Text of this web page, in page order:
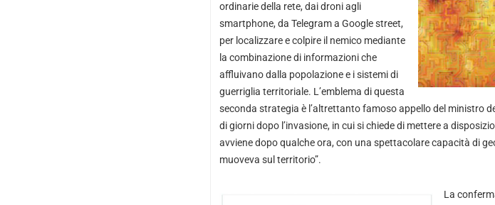
ordinarie della rete, dai droni agli
smartphone, da Telegram a Google street,
per localizzare e colpire il nemico mediante
la combinazione di informazioni che
affluivano dalla popolazione e i sistemi di
guerriglia territoriale. L’emblema di questa
seconda strategia è l’altrettanto famoso appello del ministro
di giorni dopo l’invasione, in cui si chiede di mettere a
avviene dopo qualche ora, con una spettacolare capacità di
muoveva sul territorio”.
La